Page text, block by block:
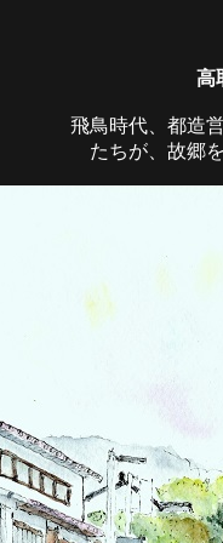
高
飛鳥時代、都造
たちが、故郷